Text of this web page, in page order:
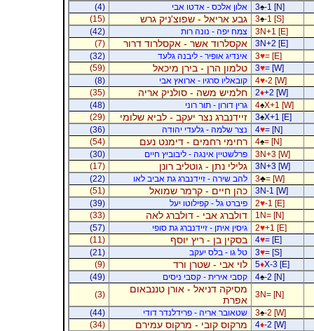
3♠-1 [N] אלון אלכס - אדטו אבי
(4)
3♠-1 [S] גבע אריאל - שפוצ'ניק גרש
(15)
3N+1 [E]
צמח יפה - נונה רות
(42)
3N+2 [E]
אקסלרוד אשר - אקסלרוד דרור
(7)
3♥= [E] אינדיג אופיר - ליבנה גלעד
(32)
3♥= [W] טלמון הרן - בירן מיכאל
(59)
4♥-2 [W] קובאליו סרגיו - ארואץ אבי
(8)
2♦+2 [W] חלמיש משה - סולניק אריה
(35)
4♠X+1 [W] גרין דורון - תור רוני
(48)
3♠X+1 [E] זיידנברג נצר יעקב - לביא שלומי
(29)
4♥= [N] נצר שלמה - גלעדי יהודה
(36)
4♠= [N] רחימי רחמים - דימנט נעם
(54)
3N+3 [W]
פרלשטיין אינגה - ליבוביץ חיים
(30)
3N+3 [W]
גלילי נתן - גוטליב רונן
(17)
3♣= [W] להב שירה - זיידנברג גת אביב לאו
(22)
3N-1 [W]
כהן חיים - קרמר שמואל
(51)
2♥-1 [E] פיברט גל - קפילוטו יעל
(39)
1N= [N]
דולברג אבי - דולברג לאה
(33)
2♥+1 [E] גיסין איתן - זיידנברג גת סופי
(57)
4♥= [E] בסקין בן - ריץ יוסף
(11)
3♥= [S] טל גו - בלס יעקב
(21)
5♦X-3 [E] לוי אבי - שטרן ורד
(9)
4♠-2 [N] קסבי אירית - קסבי ניסים
(49)
3N= [N]
מסיקה דניאל - אורן טננבאום
אפרת
(3)
3♠-2 [W] שטאובר אריה - פרידלנדר דודי
(44)
4♦-2 [W] מרקוס קובי - מרקוס עמירם
(34)